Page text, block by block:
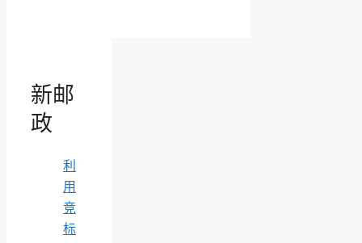
新邮
政
利
用
竞
标